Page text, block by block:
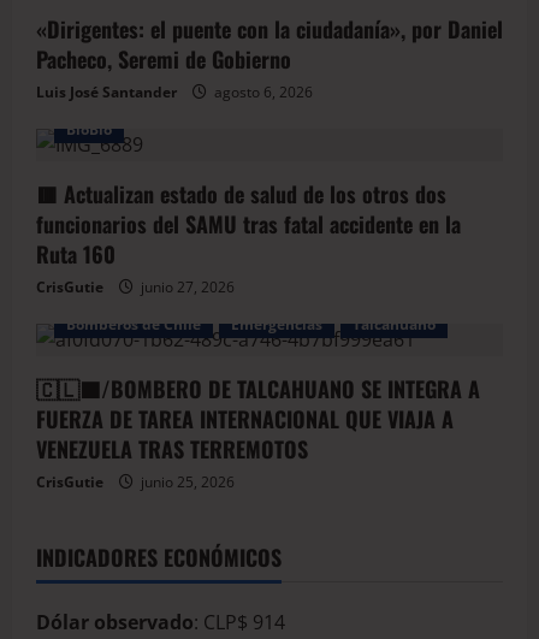
«Dirigentes: el puente con la ciudadanía», por Daniel
Pacheco, Seremi de Gobierno
Luis José Santander
agosto 6, 2026
BioBio
🟥 Actualizan estado de salud de los otros dos
funcionarios del SAMU tras fatal accidente en la
Ruta 160
CrisGutie
junio 27, 2026
Bomberos de Chile
Emergencias Talcahuano
🇨🇱🟦/BOMBERO DE TALCAHUANO SE INTEGRA A
FUERZA DE TAREA INTERNACIONAL QUE VIAJA A
VENEZUELA TRAS TERREMOTOS
CrisGutie junio 25, 2026
INDICADORES ECONÓMICOS
Dólar observado: CLP$ 914